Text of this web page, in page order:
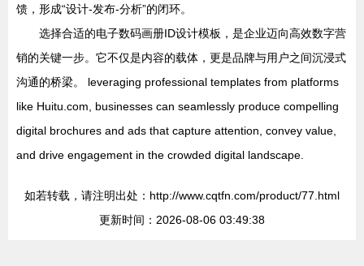
馈，形成“设计-发布-分析”的闭环。
选择合适的电子数码画册ID设计模板，是企业迈向高效数字营
销的关键一步。它不仅是内容的载体，更是品牌与用户之间沉浸式
沟通的桥梁。 leveraging professional templates from platforms
like Huitu.com, businesses can seamlessly produce compelling
digital brochures and ads that capture attention, convey value,
and drive engagement in the crowded digital landscape.
如若转载，请注明出处：http://www.cqtfn.com/product/77.html
更新时间：2026-08-06 03:49:38